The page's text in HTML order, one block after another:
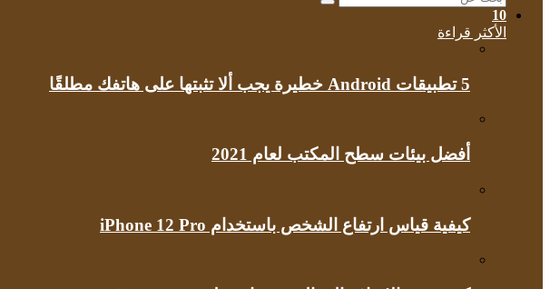
بحث
10
الأكثر قراءة
5 تطبيقات Android خطيرة يجب ألا تثبتها على هاتفك مطلقًا
أفضل بيئات سطح المكتب لعام 2021
كيفية قياس ارتفاع الشخص باستخدام iPhone 12 Pro